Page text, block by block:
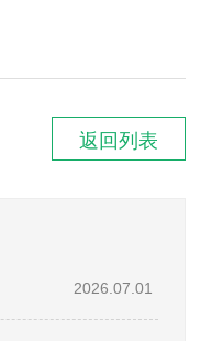
返回列表
2026.07.01